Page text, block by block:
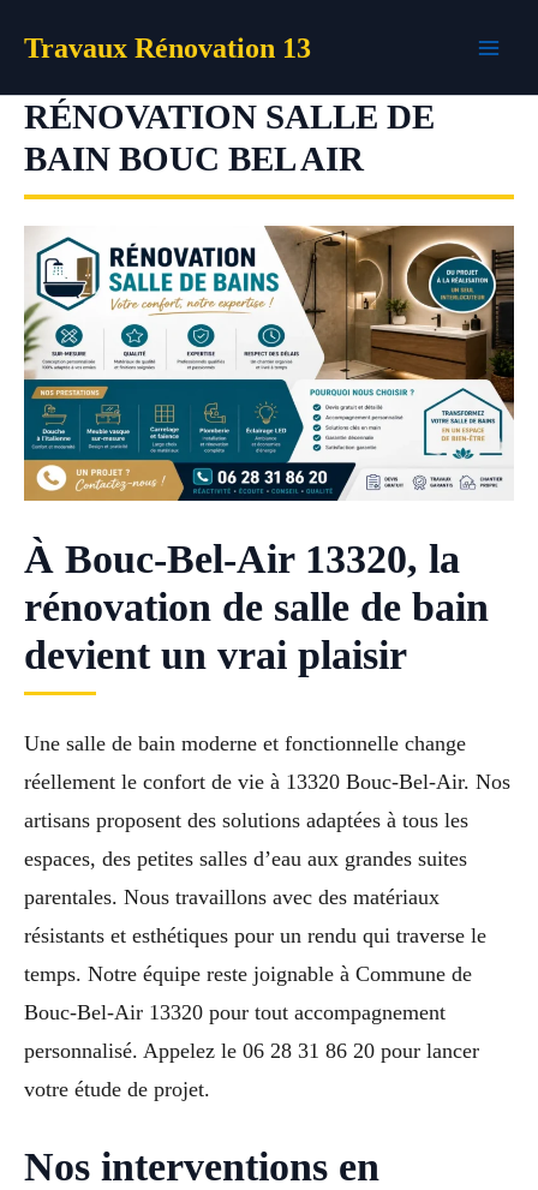
Travaux Rénovation 13
RÉNOVATION SALLE DE
BAIN BOUC BEL AIR
À Bouc-Bel-Air 13320, la
rénovation de salle de bain
devient un vrai plaisir
Une salle de bain moderne et fonctionnelle change
réellement le confort de vie à 13320 Bouc-Bel-Air. Nos
artisans proposent des solutions adaptées à tous les
espaces, des petites salles d’eau aux grandes suites
parentales. Nous travaillons avec des matériaux
résistants et esthétiques pour un rendu qui traverse le
temps. Notre équipe reste joignable à Commune de
Bouc-Bel-Air 13320 pour tout accompagnement
personnalisé. Appelez le 06 28 31 86 20 pour lancer
votre étude de projet.
Nos interventions en